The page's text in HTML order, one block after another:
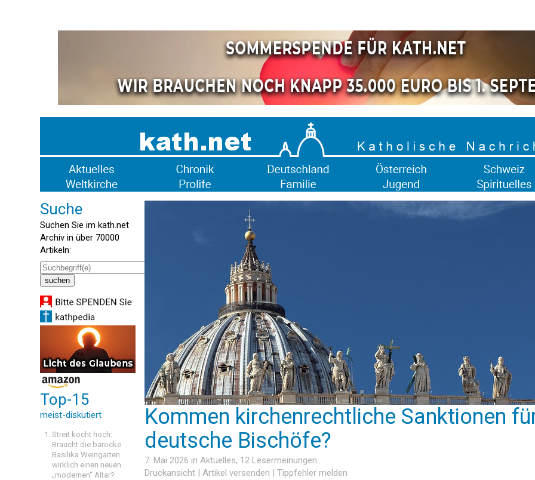
Suche
Suchen Sie im kath.net
Archiv in über 70000
Artikeln:
Top-15
meist-diskutiert
Streit kocht hoch:
Braucht die barocke
Basilika Weingarten
wirklich einen neuen
„modernen“ Altar?
Kommen kirchenrechtliche Sanktionen
deutsche Bischöfe?
7. Mai 2026 in Aktuelles, 12 Lesermeinungen
Druckansicht | Artikel versenden | Tippfehler melden